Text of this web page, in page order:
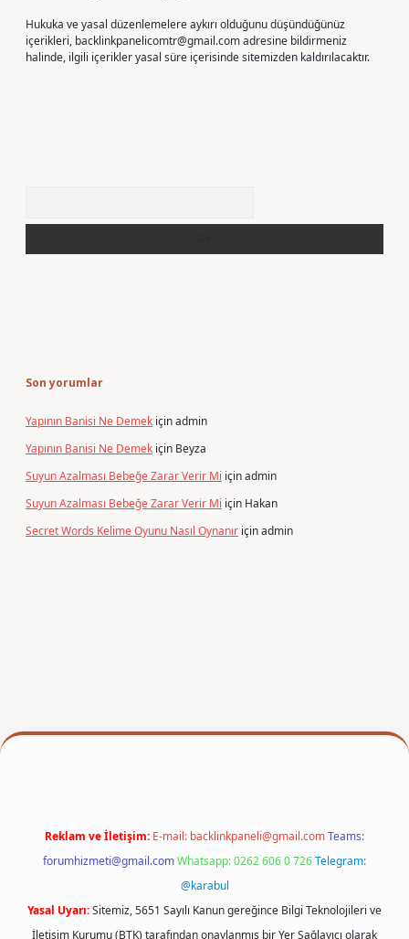
Hukuka ve yasal düzenlemelere aykırı olduğunu düşündüğünüz
içerikleri, backlinkpanelicomtr@gmail.comadresine bildirmeniz
halinde, ilgili içerikler yasal süre içerisinde sitemizden kaldırılacaktır.
Son yorumlar
Yapının Banisi Ne Demek içinadmin
Yapının Banisi Ne Demek için Beyza
Suyun Azalması Bebeğe Zarar Verir Mi içinadmin
Suyun Azalması Bebeğe Zarar Verir Mi için Hakan
Secret Words Kelime Oyunu Nasıl Oynanır içinadmin
Reklam ve İletişim: E-mail: backlinkpaneli@gmail.comTeams:
forumhizmeti@gmail.comWhatsapp: 0262 606 0 726Telegram:
@karabul
Yasal Uyarı:Sitemiz, 5651 Sayılı Kanun gereğince Bilgi Teknolojileri ve
İletişim Kurumu (BTK) tarafından onaylanmış bir Yer Sağlayıcı olarak